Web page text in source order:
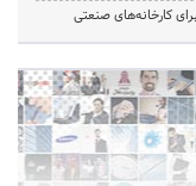
کارخانه‌های صنعتی